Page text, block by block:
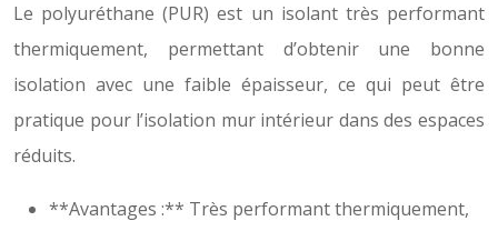
Le polyuréthane (PUR) est un isolant très performant
thermiquement, permettant d’obtenir une bonne
isolation avec une faible épaisseur, ce qui peut être
pratique pour l’isolation mur intérieur dans des espaces
réduits.
**Avantages :** Très performant thermiquement,